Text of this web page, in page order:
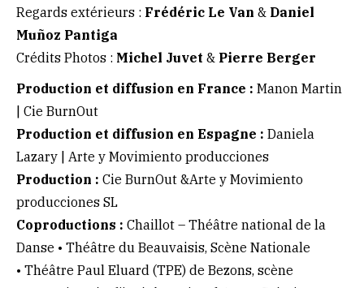
Regards extérieurs : Frédéric Le Van & Daniel
Muñoz Pantiga
Crédits Photos : Michel Juvet & Pierre Berger
Production et diffusion en France : Manon Martin
| Cie BurnOut
Production et diffusion en Espagne : Daniela
Lazary | Arte y Movimiento producciones
Production : Cie BurnOut &Arte y Movimiento
producciones SL
Coproductions : Chaillot – Théâtre national de la
Danse • Théâtre du Beauvaisis, Scène Nationale
• Théâtre Paul Eluard (TPE) de Bezons, scène